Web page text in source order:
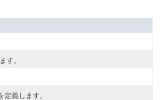
す。
義します。